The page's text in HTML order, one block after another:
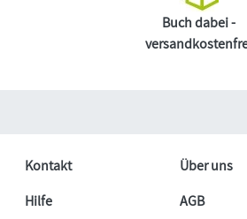
Buch dabei -
Kontakt
Über uns
Hilfe
AGB